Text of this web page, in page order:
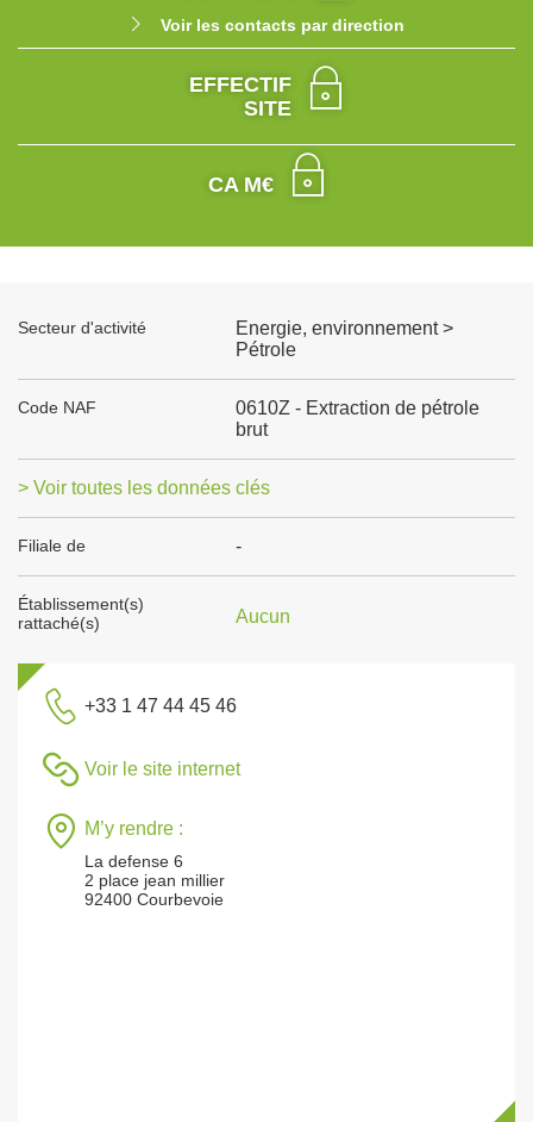
Voir les contacts par direction
EFFECTIF
SITE
CA M€
Secteur d'activité
Energie, environnement >
Pétrole
Code NAF
0610Z - Extraction de pétrole
brut
> Voir toutes les données clés
Filiale de -
Établissement(s)
rattaché(s)
Aucun
+33 1 47 44 45 46
Voir le site internet
M’y rendre :
La defense 6
2 place jean millier
92400 Courbevoie